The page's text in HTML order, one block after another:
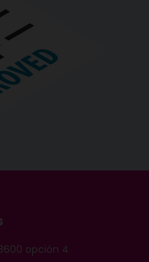
opción 4